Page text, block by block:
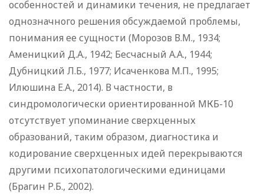
особенностей и динамики течения, не предлагает
однозначного решения обсуждаемой проблемы,
понимания ее сущности (Морозов В.М., 1934;
Аменицкий Д.А., 1942; Бесчасный А.А., 1944;
Дубницкий Л.Б., 1977; Исаченкова М.П., 1995;
Илюшина Е.А., 2014). В частности, в
синдромологически ориентированной МКБ-10
отсутствует упоминание сверхценных
образований, таким образом, диагностика и
кодирование сверхценных идей перекрываются
другими психопатологическими единицами
(Брагин Р.Б., 2002).